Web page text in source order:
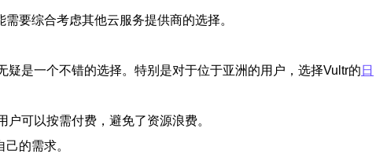
要综合考虑其他云服务提供商的选择。
是一个不错的选择。特别是对于位于亚洲的用户，选择Vultr的 日
可以按需付费，避免了资源浪费。
的需求。